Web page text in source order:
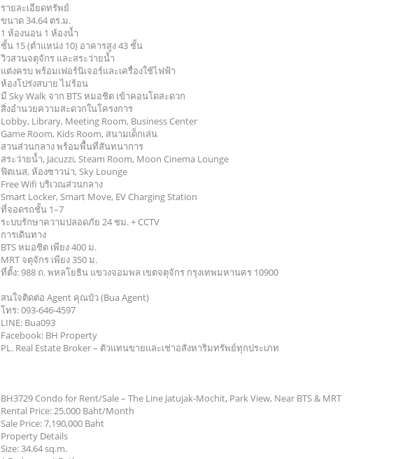
รายละเอียดทรัพย์
ขนาด 34.64 ตร.ม.
1 ห้องนอน 1 ห้องน้ำ
ชั้น 15 (ตำแหน่ง 10) อาคารสูง 43 ชั้น
วิวสวนจตุจักร และสระว่ายน้ำ
แต่งครบ พร้อมเฟอร์นิเจอร์และเครื่องใช้ไฟฟ้า
ห้องโปร่งสบาย ไม่ร้อน
มี Sky Walk จาก BTS หมอชิต เข้าคอนโดสะดวก
สิ่งอำนวยความสะดวกในโครงการ
Lobby, Library, Meeting Room, Business Center
Game Room, Kids Room, สนามเด็กเล่น
สวนส่วนกลาง พร้อมพื้นที่สันทนาการ
สระว่ายน้ำ, Jacuzzi, Steam Room, Moon Cinema Lounge
ฟิตเนส, ห้องซาวน่า, Sky Lounge
Free Wifi บริเวณส่วนกลาง
Smart Locker, Smart Move, EV Charging Station
ที่จอดรถชั้น 1–7
ระบบรักษาความปลอดภัย 24 ชม. + CCTV
การเดินทาง
BTS หมอชิต เพียง 400 ม.
MRT จตุจักร เพียง 350 ม.
ที่ตั้ง: 988 ถ. พหลโยธิน แขวงจอมพล เขตจตุจักร กรุงเทพมหานคร 10900
สนใจติดต่อ Agent คุณบัว (Bua Agent)
โทร: 093-646-4597
LINE: Bua093
Facebook: BH Property
PL. Real Estate Broker – ตัวแทนขายและเช่าอสังหาริมทรัพย์ทุกประเภท
BH3729 Condo for Rent/Sale – The Line Jatujak-Mochit, Park View, Near BTS & MRT
Rental Price: 25,000 Baht/Month
Sale Price: 7,190,000 Baht
Property Details
Size: 34.64 sq.m.